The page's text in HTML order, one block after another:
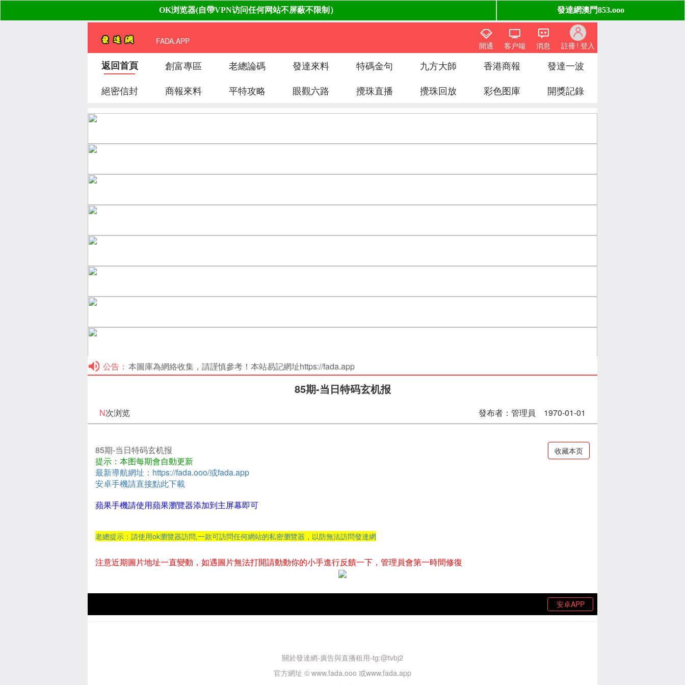
FADA.APP 註冊 登入
消息
客户端
開通
返回首頁 創富專區 老總論碼 發達來料 特碼金句 九方大師 香港商報
發達一波
絕密信封
商報來料 平特攻略 眼觀六路 攪珠直播 攪珠回放 彩色图庫 開獎記錄
公告： 本圖庫為網絡收集，請謹慎參考！本站易記網址https://fada.app
85期-当日特码玄机报
N次浏览 發布者：管理員 1970-01-01
85期-当日特码玄机报 收藏本页
提示：本图每期會自動更新
最新導航網址：https://fada.ooo/或fada.app
安卓手機請直接點此下載
蘋果手機請使用蘋果瀏覽器添加到主屏幕即可
老總提示：請使用ok瀏覽器訪問,一款可訪問任何網站的私密瀏覽器，以防無法訪問發達網
注意近期圖片地址一直變動，如遇圖片無法打開請動動你的小手進行反饋一下，管理員會第一時間修復
安卓APP
關於發達網-廣告與直播租用-tg:@tvbj2
官方網址 © www.fada.ooo 或www.fada.app